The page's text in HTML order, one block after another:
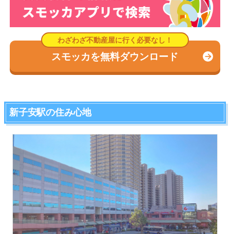
スモッカを無料ダウンロード
新子安駅の住み心地